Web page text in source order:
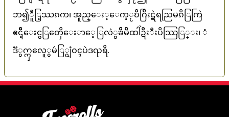
ဘ၍ီူြ့ဿၵက၊ အူည္ေး့ေက့ႂဎီဂ်ြိးဋဲရညြမၵိြကြဲ
ဧ၎ီဵ့ေးငွြတှေိေးာေ့ြလဲွၶိိမိိထါဲဍီးီးပိဿြြ္း၊ ံ
ဒၱွဣှလေူွမဴြျွံဝၚပဲဒၺရိ.